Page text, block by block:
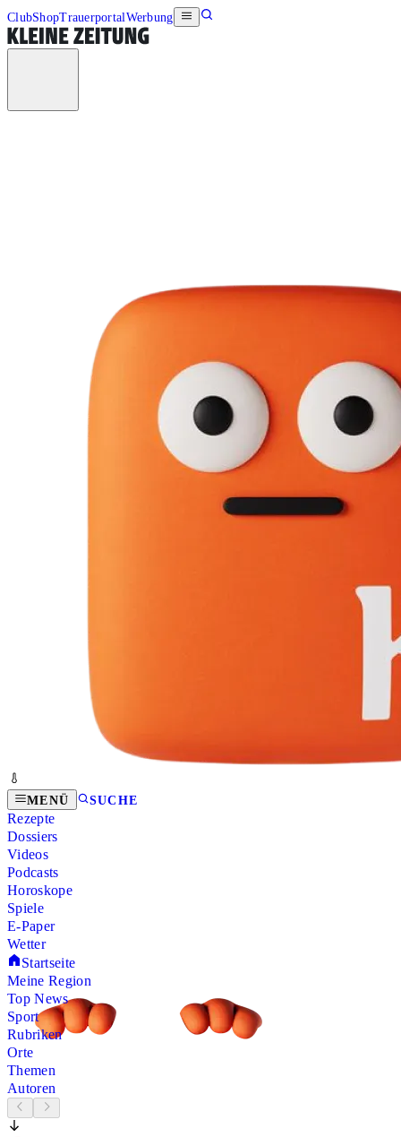
ClubShopTrauerportalWerbung
MENÜ SUCHE
Rezepte
Dossiers
Videos
Podcasts
Horoskope
Spiele
E-Paper
Wetter
Startseite
Meine Region
Top News
Sport
Rubriken
Orte
Themen
Autoren